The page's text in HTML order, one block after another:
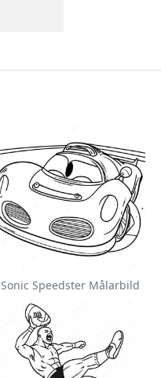
Sonic Speedster Målarbild